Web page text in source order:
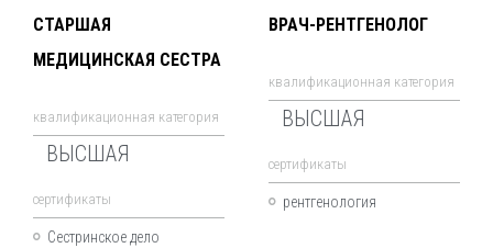
СТАРШАЯ
МЕДИЦИНСКАЯ СЕСТРА
квалификационная категория
ВЫСШАЯ
cертификаты
Сестринское дело
ВРАЧ-РЕНТГЕНОЛОГ
квалификационная категория
ВЫСШАЯ
cертификаты
рентгенология